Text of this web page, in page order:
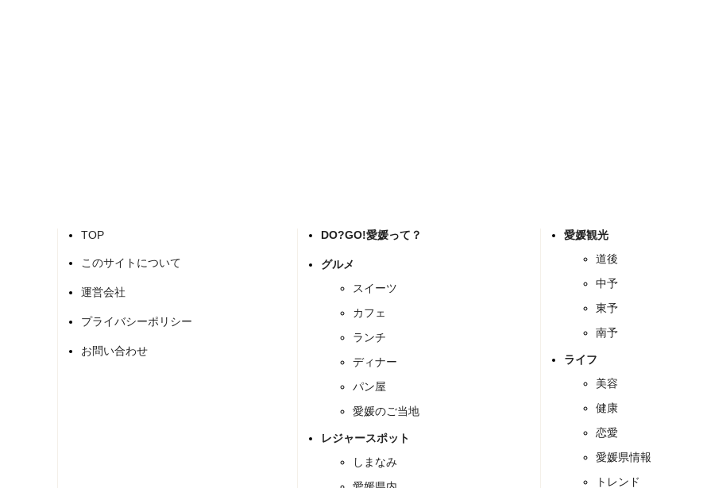
TOP
このサイトについて
運営会社
プライバシーポリシー
お問い合わせ
DO?GO!愛媛って？
グルメ
スイーツ
カフェ
ランチ
ディナー
パン屋
愛媛のご当地
レジャースポット
しまなみ
愛媛観光
道後
中予
東予
南予
ライフ
美容
健康
恋愛
愛媛県情報
トレンド